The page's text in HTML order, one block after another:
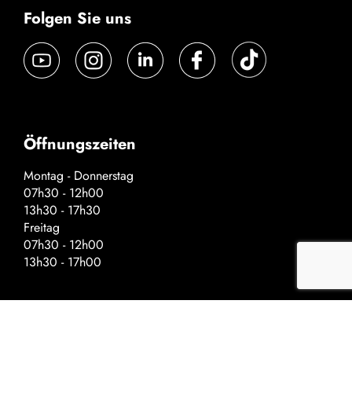
Folgen Sie uns
Öffnungszeiten
Montag - Donnerstag
07h30 - 12h00
13h30 - 17h30
Freitag
07h30 - 12h00
13h30 - 17h00